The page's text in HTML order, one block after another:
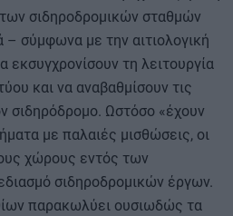
σιδηροδρομικών σταθμών
σύμφωνα με την αιτιολογική
τη λειτουργία
και να αναβαθμίσουν τις
σιδηρόδρομο. Ωστόσο «έχουν
με παλαιές μισθώσεις, οι
χώρους εντός των
σιδηροδρομικών έργων.
παρακωλύει ουσιωδώς τα